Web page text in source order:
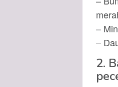
–
–
2.